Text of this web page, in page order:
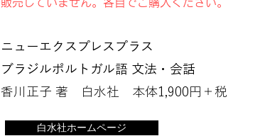
ニューエクスプレスプラス
ブラジルポルトガル語 文法・会話
香川正子 著 白水社 本体1,900円＋税
白水社ホームページ